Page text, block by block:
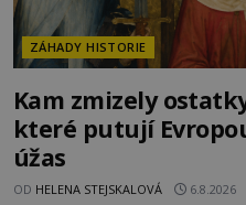
ZÁHADY HISTORIE
Kam zmizely
které putují
úžas
OD HELENA STEJSKALOVÁ 6.8.2026